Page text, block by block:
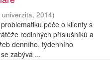
, 2014)
péče o klienty s
rodinných příslušníků a
denního, týdenního
zabývá ...